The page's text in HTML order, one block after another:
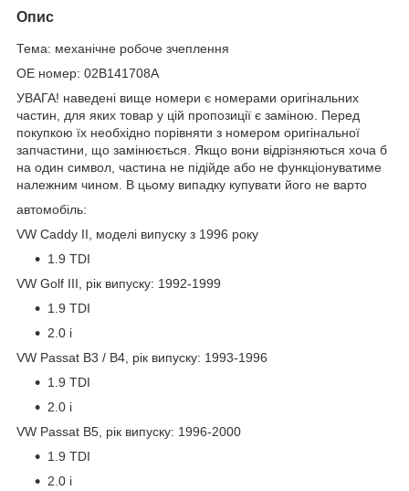
Опис
Тема: механічне робоче зчеплення
OE номер: 02B141708A
УВАГА! наведені вище номери є номерами оригінальних
частин, для яких товар у цій пропозиції є заміною. Перед
покупкою їх необхідно порівняти з номером оригінальної
запчастини, що замінюється. Якщо вони відрізняються хоча б
на один символ, частина не підійде або не функціонуватиме
належним чином. В цьому випадку купувати його не варто
автомобіль:
VW Caddy II, моделі випуску з 1996 року
1.9 TDI
VW Golf III, рік випуску: 1992-1999
1.9 TDI
2.0 i
VW Passat B3 / B4, рік випуску: 1993-1996
1.9 TDI
2.0 i
VW Passat B5, рік випуску: 1996-2000
1.9 TDI
2.0 i